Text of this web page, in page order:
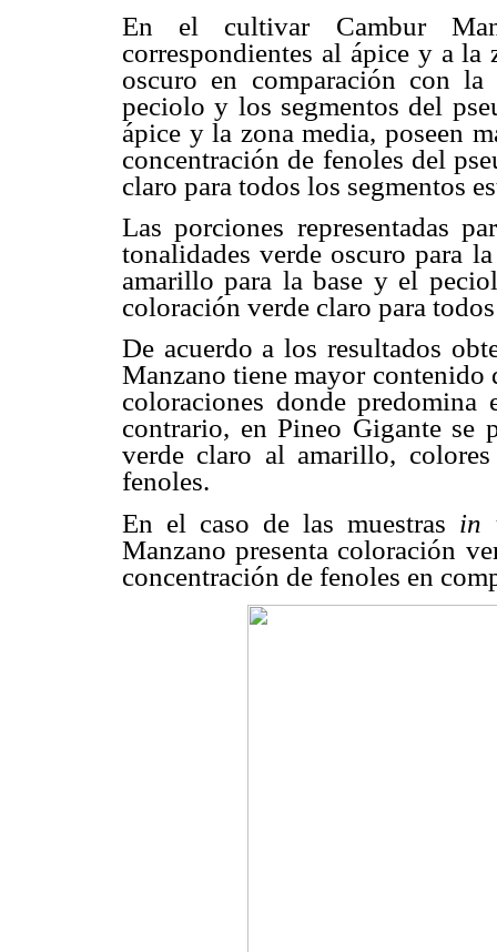
En el cultivar Cambur
correspondientes al ápice y a la
oscuro en comparación con
peciolo y los segmentos del
ápice y la zona media, poseen
concentración de fenoles del
claro para todos los segmentos
Las porciones representadas
tonalidades verde oscuro para
amarillo para la base y el
coloración verde claro para
De acuerdo a los resultados
Manzano tiene mayor
coloraciones donde
contrario, en Pineo Gigante
verde claro al amarillo,
fenoles.
En el caso de las muestras in
Manzano presenta coloración
concentración de fenoles en